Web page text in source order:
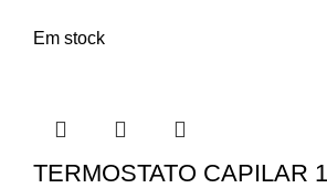
Em stock
TERMOSTATO CAPILAR